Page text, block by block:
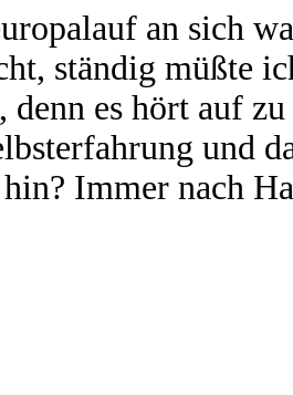
an sich
ständig müßte
es hört auf
und
Immer nach